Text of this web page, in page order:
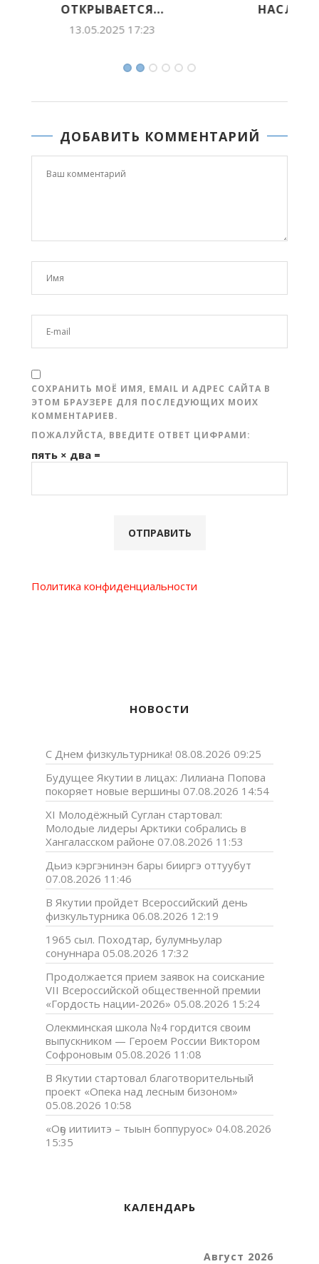
НАСЛЕДИЕ ПРОШЛОГО ДЛЯ БУДУЩИХ...
26.01.2025 09:49
ДОБАВИТЬ КОММЕНТАРИЙ
СОХРАНИТЬ МОЁ ИМЯ, EMAIL И АДРЕС САЙТА В
ЭТОМ БРАУЗЕРЕ ДЛЯ ПОСЛЕДУЮЩИХ МОИХ
КОММЕНТАРИЕВ.
ПОЖАЛУЙСТА, ВВЕДИТЕ ОТВЕТ ЦИФРАМИ:
пять × два =
Политика конфиденциальности
НОВОСТИ
С Днем физкультурника! 08.08.2026 09:25
Будущее Якутии в лицах: Лилиана Попова
покоряет новые вершины 07.08.2026 14:54
XI Молодёжный Суглан стартовал:
Молодые лидеры Арктики собрались в
Хангаласском районе 07.08.2026 11:53
Дьиэ кэргэнинэн бары бииргэ оттуубут
07.08.2026 11:46
В Якутии пройдет Всероссийский день
физкультурника 06.08.2026 12:19
1965 сыл. Походтар, булумньулар
сонуннара 05.08.2026 17:32
Продолжается прием заявок на соискание
VII Всероссийской общественной премии
«Гордость нации-2026» 05.08.2026 15:24
Олекминская школа №4 гордится своим
выпускником — Героем России Виктором
Софроновым 05.08.2026 11:08
В Якутии стартовал благотворительный
проект «Опека над лесным бизоном»
05.08.2026 10:58
«Оҕо иитиитэ – тыын боппуруос» 04.08.2026
15:35
КАЛЕНДАРЬ
Август 2026